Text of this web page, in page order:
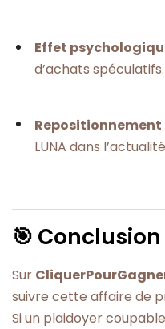
Effet
d’achats spéculatifs.
LUNA dans
🎯 Conclusion
Sur
suivre cette affaire de
Si un plaidoyer